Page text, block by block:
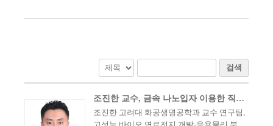
검색
조진한 교수, 금속 나노입자 이용한 직물형 바이오 연료전지 개발
조진한 고려대 화공생명공학과 교수 연구팀,